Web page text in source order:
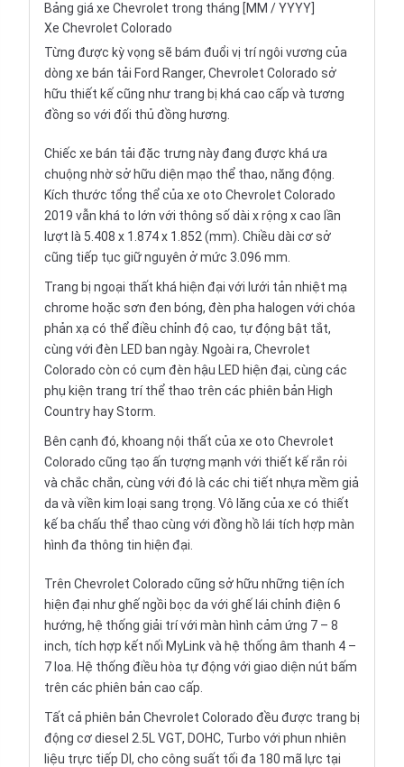
Bảng giá xe Chevrolet trong tháng [MM / YYYY]
Xe Chevrolet Colorado
Từng được kỳ vọng sẽ bám đuổi vị trí ngôi vương của
dòng xe bán tải Ford Ranger, Chevrolet Colorado sở
hữu thiết kế cũng như trang bị khá cao cấp và tương
đồng so với đối thủ đồng hương.
Chiếc xe bán tải đặc trưng này đang được khá ưa
chuộng nhờ sở hữu diện mạo thể thao, năng động.
Kích thước tổng thể của xe oto Chevrolet Colorado
2019 vẫn khá to lớn với thông số dài x rộng x cao lần
lượt là 5.408 x 1.874 x 1.852 (mm). Chiều dài cơ sở
cũng tiếp tục giữ nguyên ở mức 3.096 mm.
Trang bị ngoại thất khá hiện đại với lưới tản nhiệt mạ
chrome hoặc sơn đen bóng, đèn pha halogen với chóa
phản xạ có thể điều chỉnh độ cao, tự động bật tắt,
cùng với đèn LED ban ngày. Ngoài ra, Chevrolet
Colorado còn có cụm đèn hậu LED hiện đại, cùng các
phụ kiện trang trí thể thao trên các phiên bản High
Country hay Storm.
Bên cạnh đó, khoang nội thất của xe oto Chevrolet
Colorado cũng tạo ấn tượng mạnh với thiết kế rắn rỏi
và chắc chắn, cùng với đó là các chi tiết nhựa mềm giả
da và viền kim loại sang trọng. Vô lăng của xe có thiết
kế ba chấu thể thao cùng với đồng hồ lái tích hợp màn
hình đa thông tin hiện đại.
Trên Chevrolet Colorado cũng sở hữu những tiện ích
hiện đại như ghế ngồi bọc da với ghế lái chỉnh điện 6
hướng, hệ thống giải trí với màn hình cảm ứng 7 – 8
inch, tích hợp kết nối MyLink và hệ thống âm thanh 4 –
7 loa. Hệ thống điều hòa tự động với giao diện nút bấm
trên các phiên bản cao cấp.
Tất cả phiên bản Chevrolet Colorado đều được trang bị
động cơ diesel 2.5L VGT, DOHC, Turbo với phun nhiên
liệu trực tiếp DI, cho công suất tối đa 180 mã lực tại